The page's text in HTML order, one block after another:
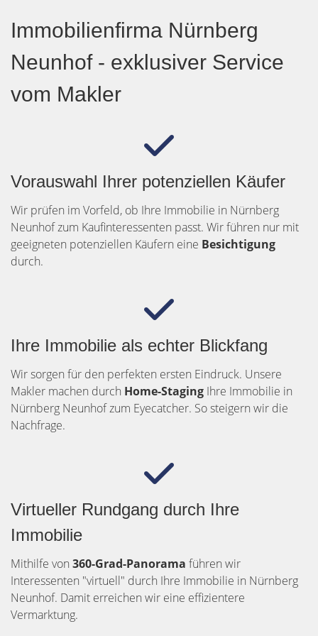
Immobilienfirma Nürnberg
Neunhof - exklusiver Service
vom Makler
Vorauswahl Ihrer potenziellen Käufer
Wir prüfen im Vorfeld, ob Ihre Immobilie in Nürnberg
Neunhof zum Kaufinteressenten passt. Wir führen nur mit
geeigneten potenziellen Käufern eine Besichtigung
durch.
Ihre Immobilie als echter Blickfang
Wir sorgen für den perfekten ersten Eindruck. Unsere
Makler machen durch Home-Staging Ihre Immobilie in
Nürnberg Neunhof zum Eyecatcher. So steigern wir die
Nachfrage.
Virtueller Rundgang durch Ihre
Immobilie
Mithilfe von 360-Grad-Panorama führen wir
Interessenten "virtuell" durch Ihre Immobilie in Nürnberg
Neunhof. Damit erreichen wir eine effizientere
Vermarktung.